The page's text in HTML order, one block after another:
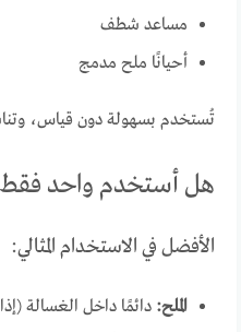
مساعد شطف
أحيانًا ملح مدمج
تُستخدم بسهولة دون قياس،
هل أستخدم واحد فقط
الأفضل في الاستخدام المثالي:
الملح: دائمًا داخل الغسالة